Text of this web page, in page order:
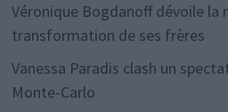
Véronique Bogdanoff dévoile la
transformation de ses frères
Vanessa Paradis clash un
Monte-Carlo